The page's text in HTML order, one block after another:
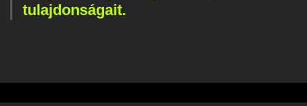
tulajdonságait.